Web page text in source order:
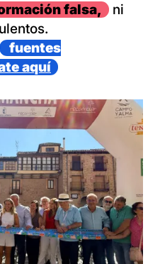
falsa,
ni
fuentes
aquí